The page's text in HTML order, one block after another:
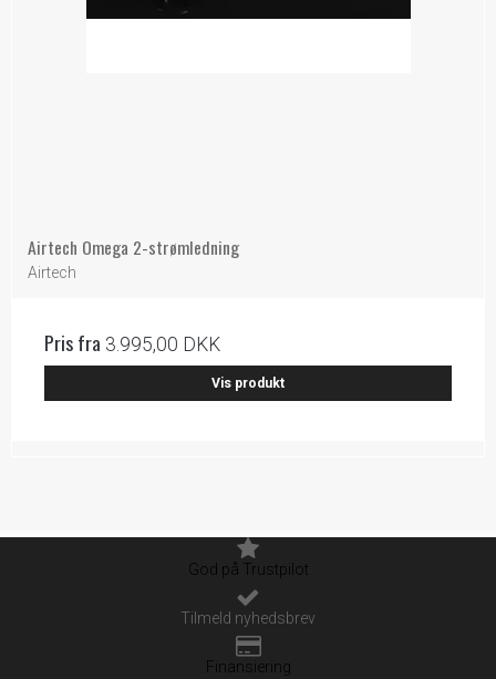
Airtech Omega 2-strømledning
Airtech
Pris fra 3.995,00 DKK
Vis produkt
God på Trustpilot
Tilmeld nyhedsbrev
Finansiering